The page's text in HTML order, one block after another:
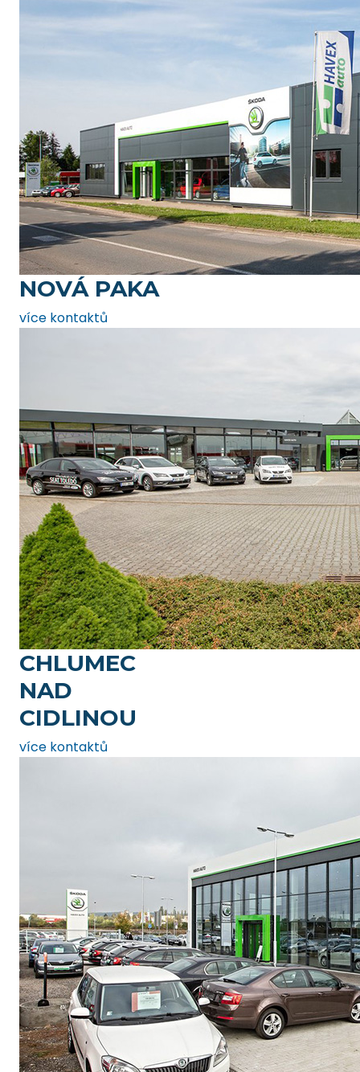
NOVÁ PAKA
více kontaktů
CHLUMEC
NAD
CIDLINOU
více kontaktů